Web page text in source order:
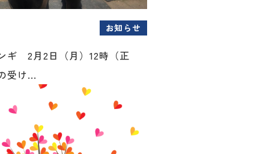
お知らせ
ギ 2月2日（月）12時（正
受け...